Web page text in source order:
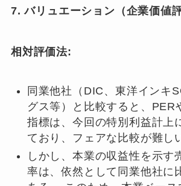
7. バリュエーション（企業価値評
相対評価法:
同業他社（DIC、東洋インキ
グス等）と比較すると、PER
指標は、今回の特別利益計上
ており、フェアな比較が難し
しかし、本業の収益性を示す
率は、依然として同業他社に